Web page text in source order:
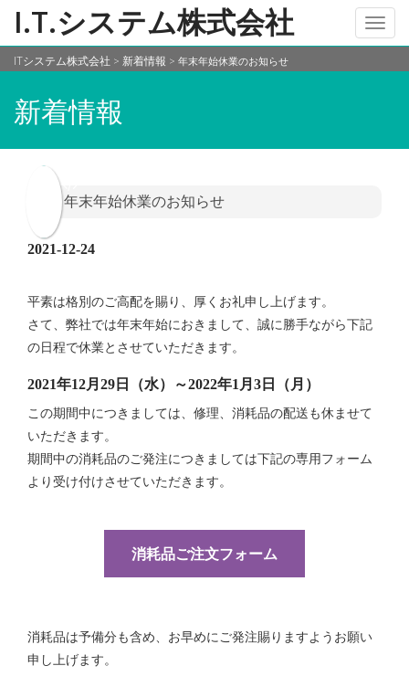
I.T.システム株式会社
ITシステム株式会社 > 新着情報 > 年末年始休業のお知らせ
新着情報
年末年始休業のお知らせ
2021-12-24
平素は格別のご高配を賜り、厚くお礼申し上げます。
さて、弊社では年末年始におきまして、誠に勝手ながら下記
の日程で休業とさせていただきます。
2021年12月29日（水）～2022年1月3日（月）
この期間中につきましては、修理、消耗品の配送も休ませて
いただきます。
期間中の消耗品のご発注につきましては下記の専用フォーム
より受け付けさせていただきます。
消耗品ご注文フォーム
消耗品は予備分も含め、お早めにご発注賜りますようお願い
申し上げます。